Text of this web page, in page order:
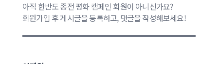
아직 한반도 종전 평화 캠페인 회원이 아니신가요?
회원가입 후 게시글을 등록하고, 댓글을 작성해보세요!